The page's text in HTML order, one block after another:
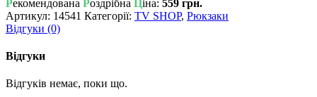
Рекомендована Роздрібна Ціна: 559 грн.
Артикул: 14541 Категорії: TV SHOP, Рюкзаки
Відгуки (0)
Відгуки
Відгуків немає, поки що.